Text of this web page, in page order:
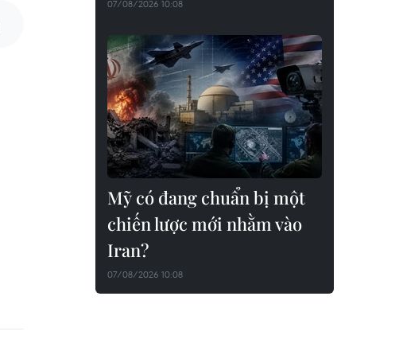
07/08/2026 10:08
Mỹ có đang chuẩn bị một
chiến lược mới nhằm vào
Iran?
07/08/2026 10:08